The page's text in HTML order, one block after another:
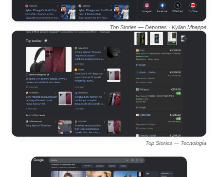
Top Stories — Deportes · Kylian Mbappé
Top Stories — Tecnología